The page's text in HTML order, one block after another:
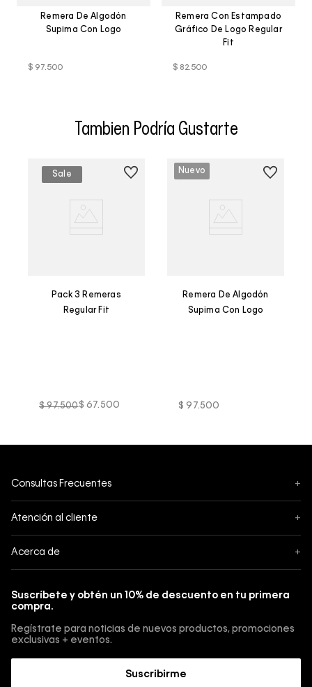
Remera De Algodón
Supima Con Logo
$ 97.500
Remera Con Estampado
Gráfico De Logo Regular
Fit
$ 82.500
Tambien Podría Gustarte
Pack 3 Remeras
Regular Fit
$ 97.500$ 67. 500
Remera De Algodón
Supima Con Logo
$ 97.500
Consultas Frecuentes +
Pedidos
Cambios, envios y devoluciones
Guía de talles
Atención al cliente +
Botón de Arrepentimiento
Acerca de +
Guía de jeans
Guía de cuidado Denim
Suscríbete y obtén un 10% de descuento en tu primera
compra.
Regístrate para noticias de nuevos productos, promociones
exclusivas + eventos.
Suscribirme